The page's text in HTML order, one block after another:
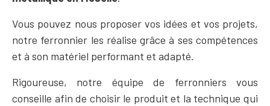
Vous pouvez nous proposer vos idées et vos projets,
notre ferronnier les réalise grâce à ses compétences
et à son matériel performant et adapté.
Rigoureuse, notre équipe de ferronniers vous
conseille afin de choisir le produit et la technique qui